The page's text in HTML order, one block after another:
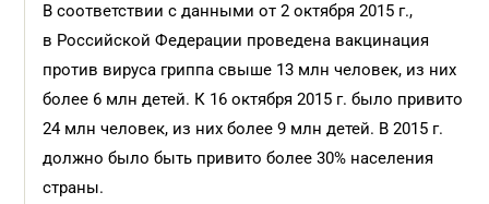
В соответствии с данными от 2 октября 2015 г.,
в Российской Федерации проведена вакцинация
против вируса гриппа свыше 13 млн человек, из них
более 6 млн детей. К 16 октября 2015 г. было привито
24 млн человек, из них более 9 млн детей. В 2015 г.
должно было быть привито более 30% населения
страны.